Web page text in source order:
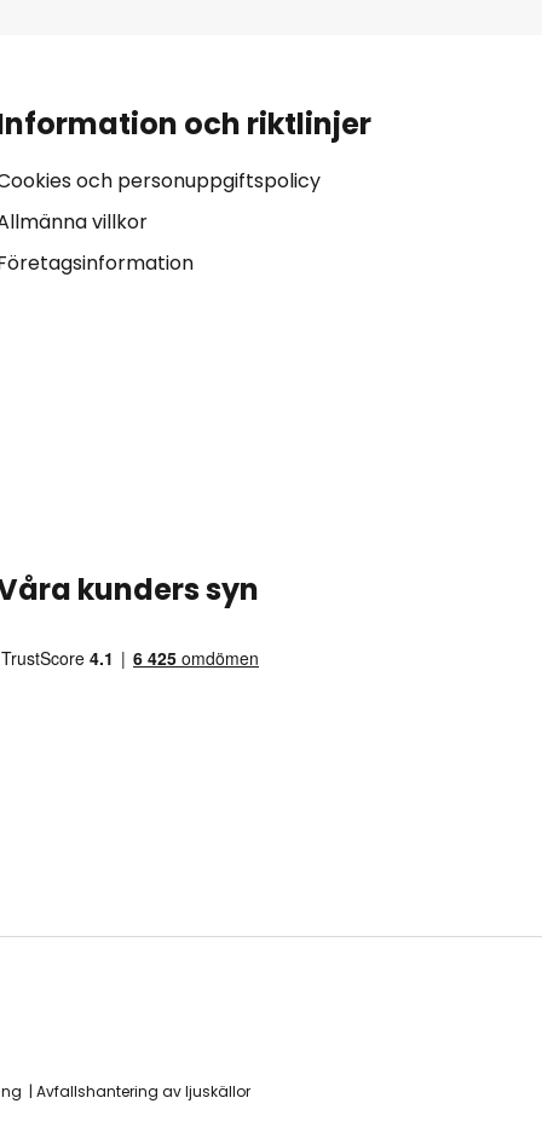
och riktlinjer
och personuppgiftspolicy
villkor
kunders syn
Avfallshantering av ljuskällor